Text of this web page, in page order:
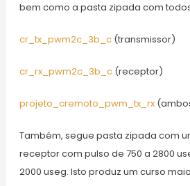
bem como a pasta zipada com
cr_tx_pwm2c_3b_c(transmissor)
cr_rx_pwm2c_3b_c(receptor)
projeto_cremoto_pwm_tx_rx
Também, segue pasta zipada com
receptor com pulso de 750 a 2800
2000 useg. Isto produz um curso